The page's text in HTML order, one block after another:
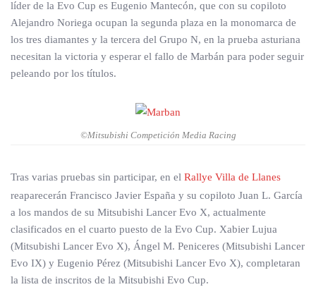
líder de la Evo Cup es Eugenio Mantecón, que con su copiloto
Alejandro Noriega ocupan la segunda plaza en la monomarca de
los tres diamantes y la tercera del Grupo N, en la prueba asturiana
necesitan la victoria y esperar el fallo de Marbán para poder seguir
peleando por los títulos.
©Mitsubishi Competición Media Racing
Tras varias pruebas sin participar, en el Rallye Villa de Llanes
reaparecerán Francisco Javier España y su copiloto Juan L. García
a los mandos de su Mitsubishi Lancer Evo X, actualmente
clasificados en el cuarto puesto de la Evo Cup. Xabier Lujua
(Mitsubishi Lancer Evo X), Ángel M. Peniceres (Mitsubishi Lancer
Evo IX) y Eugenio Pérez (Mitsubishi Lancer Evo X), completaran
la lista de inscritos de la Mitsubishi Evo Cup.